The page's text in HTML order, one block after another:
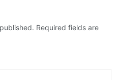
Required fields are